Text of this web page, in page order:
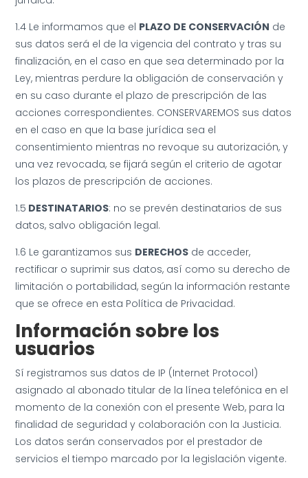
1.4 Le informamos que el PLAZO DE CONSERVACIÓN de
sus datos será el de la vigencia del contrato y tras su
finalización, en el caso en que sea determinado por la
Ley, mientras perdure la obligación de conservación y
en su caso durante el plazo de prescripción de las
acciones correspondientes. CONSERVAREMOS sus datos
en el caso en que la base jurídica sea el
consentimiento mientras no revoque su autorización, y
una vez revocada, se fijará según el criterio de agotar
los plazos de prescripción de acciones.
1.5 DESTINATARIOS: no se prevén destinatarios de sus
datos, salvo obligación legal.
1.6 Le garantizamos sus DERECHOS de acceder,
rectificar o suprimir sus datos, así como su derecho de
limitación o portabilidad, según la información restante
que se ofrece en esta Política de Privacidad.
Información sobre los
usuarios
Sí registramos sus datos de IP (Internet Protocol)
asignado al abonado titular de la línea telefónica en el
momento de la conexión con el presente Web, para la
finalidad de seguridad y colaboración con la Justicia.
Los datos serán conservados por el prestador de
servicios el tiempo marcado por la legislación vigente.